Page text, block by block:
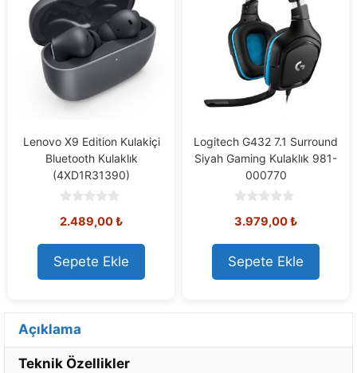
Lenovo X9 Edition Kulakiçi
Bluetooth Kulaklık
(4XD1R31390)
o
t
o
f
5
2.489,00₺
Sepete Ekle
Logitech G432 7.1 Surround
Siyah Gaming Kulaklık 981-
000770
o
t
o
f
5
3.979,00₺
Sepete Ekle
Açıklama
Teknik Özellikler